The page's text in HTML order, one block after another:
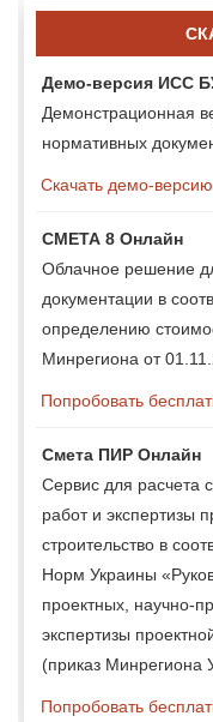
Демо-версия ИСС
Демонстрационная
нормативных
Скачать демо-версию
СМЕТА 8 Онлайн
Облачное решение
документации в
определению
Минрегиона от
Попробовать
Смета ПИР Онлайн
Сервис для расчета
работ и экспертизы
строительство в
Норм Украины
проектных, научно-
экспертизы
(приказ Минрегиона
Попробовать